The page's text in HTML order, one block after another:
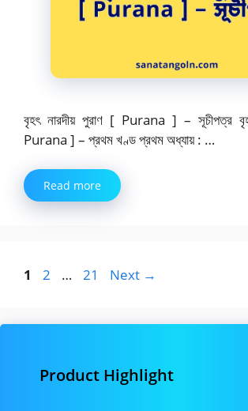
বৃহৎ নারদীয় পুরাণ [ Purana ] – সূচীপত্র
Purana ] – প্রথম খণ্ড প্রথম অধ্যায় : …
Read more
Page
1 Page
2 … Page
21 Next →
Product Highlight